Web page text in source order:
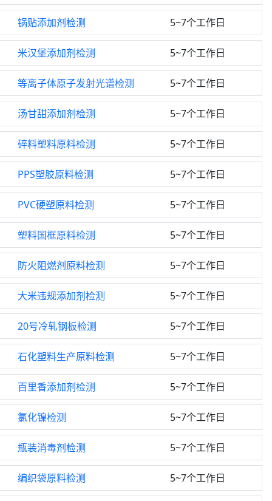
锅贴添加剂检测 5~7个工作日
米汉堡添加剂检测 5~7个工作日
等离子体原子发射光谱检测 5~7个工作日
汤甘甜添加剂检测 5~7个工作日
碎料塑料原料检测 5~7个工作日
PPS塑胶原料检测 5~7个工作日
PVC硬塑原料检测 5~7个工作日
塑料国框原料检测 5~7个工作日
防火阻燃剂原料检测 5~7个工作日
大米违规添加剂检测 5~7个工作日
20号冷轧钢板检测 5~7个工作日
石化塑料生产原料检测 5~7个工作日
百里香添加剂检测 5~7个工作日
氯化镍检测 5~7个工作日
瓶装消毒剂检测 5~7个工作日
编织袋原料检测 5~7个工作日